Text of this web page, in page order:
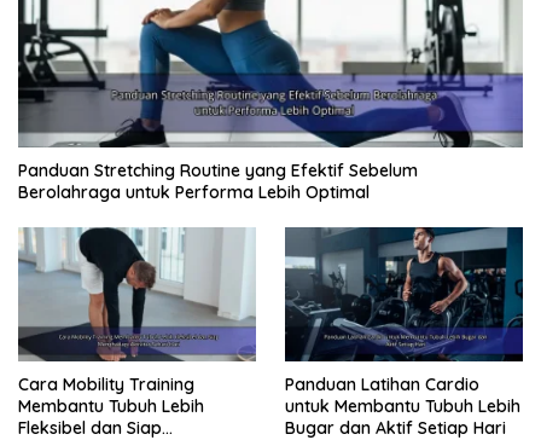
Panduan Stretching Routine yang Efektif Sebelum
Berolahraga untuk Performa Lebih Optimal
Cara Mobility Training
Membantu Tubuh Lebih
Fleksibel dan Siap
Panduan Latihan Cardio
untuk Membantu Tubuh Lebih
Bugar dan Aktif Setiap Hari